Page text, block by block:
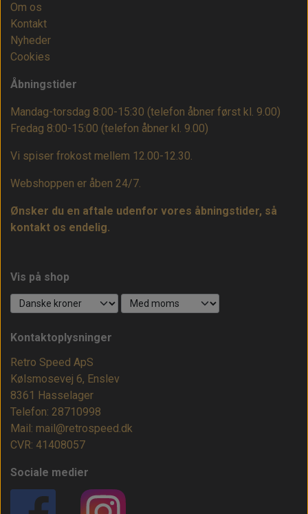
Om os
Kontakt
Nyheder
Cookies
Åbningstider
Mandag-torsdag 8:00-15:30 (telefon åbner først kl. 9.00)
Fredag 8:00-15:00 (telefon åbner kl. 9.00)
Vi spiser frokost mellem 12.00-12.30.
Webshoppen er åben 24/7.
Ønsker du en aftale udenfor vores åbningstider, så
kontakt os endelig.
Vis på shop
Kontaktoplysninger
Retro Speed ApS
Kølsmosevej 6, Enslev
8361 Hasselager
Telefon: 28710998
Mail: mail@retrospeed.dk
CVR: 41408057
Sociale medier